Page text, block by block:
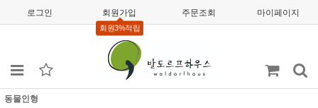
로그인 회원가입
회원3%적립
주문조회 마이페이지
동물인형